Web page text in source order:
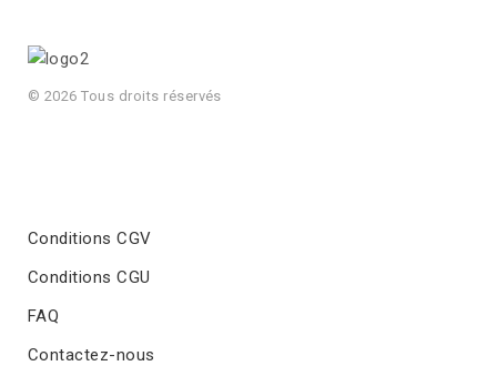
© 2026 Tous droits réservés
Conditions CGV
Conditions CGU
FAQ
Contactez-nous